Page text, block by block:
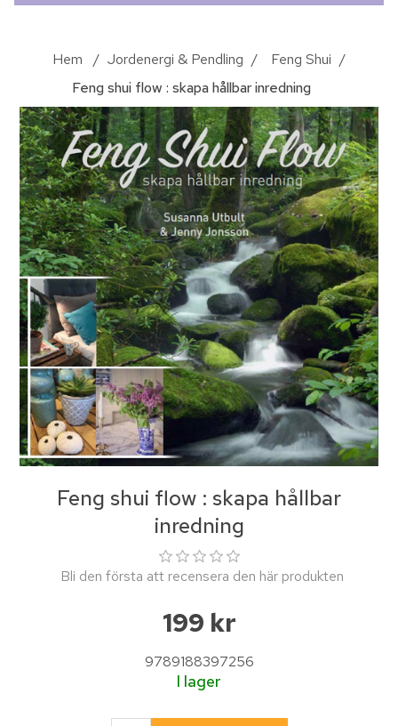
Hem / Jordenergi & Pendling / Feng Shui /
Feng shui flow : skapa hållbar inredning
Feng shui flow : skapa hållbar
inredning
Bli den första att recensera den här produkten
199 kr
9789188397256
I lager